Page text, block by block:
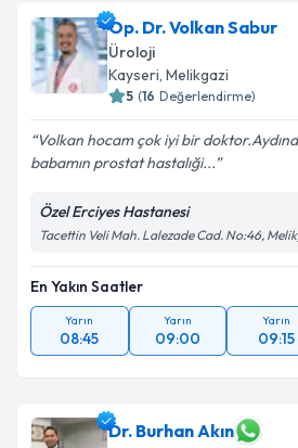
Op. Dr. Volkan Sabur
Üroloji
Kayseri, Melikgazi
5 (16 Değerlendirme)
Volkan hocam çok iyi bir
babamın prostat hastalıği...
Özel Erciyes Hastanesi
Tacettin Veli Mah. Lalezade Cad. No:46,
En Yakın Saatler
Yarın
08:45
Yarın
09:00
Yarın
09:15
Dr. Burhan Akın